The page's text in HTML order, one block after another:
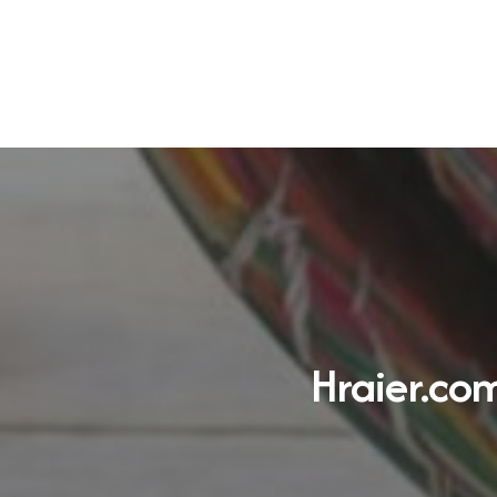
Aide au choix
L’équipe de Hraier.com se fera le
plaisir de vous aider à trouver les
bons produits et offres